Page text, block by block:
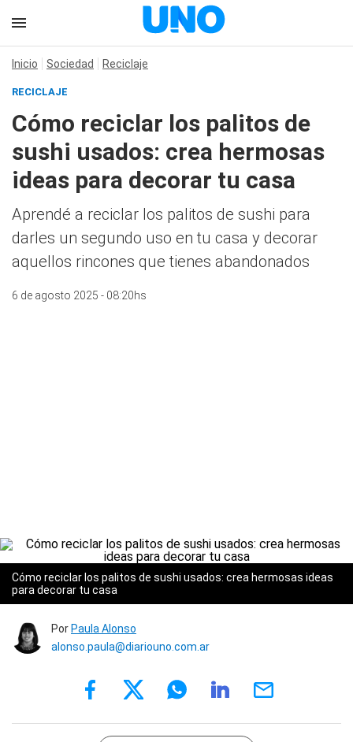
Inicio Sociedad Reciclaje
RECICLAJE
Cómo reciclar los palitos de
sushi usados: crea hermosas
ideas para decorar tu casa
Aprendé a reciclar los palitos de sushi para
darles un segundo uso en tu casa y decorar
aquellos rincones que tienes abandonados
6 de agosto 2025 - 08:20hs
Cómo reciclar los palitos de sushi usados: crea hermosas ideas
para decorar tu casa
Por Paula Alonso
alonso.paula@diariouno.com.ar